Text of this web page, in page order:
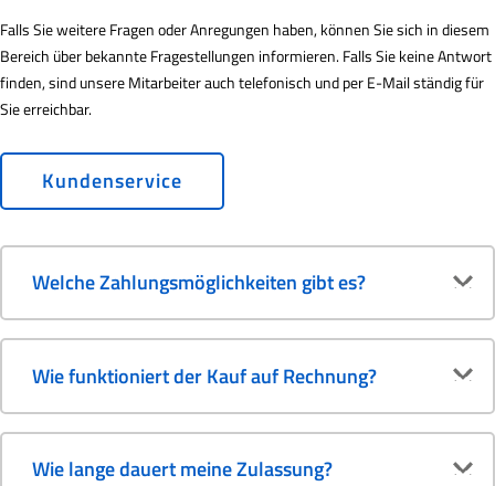
Falls Sie weitere Fragen oder Anregungen haben, können Sie sich in diesem
Bereich über bekannte Fragestellungen informieren. Falls Sie keine Antwort
finden, sind unsere Mitarbeiter auch telefonisch und per E-Mail ständig für
Sie erreichbar.
Kundenservice
Welche Zahlungsmöglichkeiten gibt es?
Wie funktioniert der Kauf auf Rechnung?
Wie lange dauert meine Zulassung?